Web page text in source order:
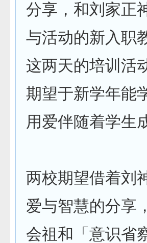
分享，和刘家正
与活动的新入职
这两天的培训活
期望于新学年能
用爱伴随着学生
两校期望借着刘
爱与智慧的分享
会祖和「意识省